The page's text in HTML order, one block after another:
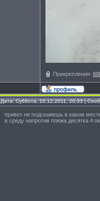
Прикрепления:
Дата: Суббота, 10.12.2011, 20:33 |
привет не подскажешь в каком
в среду напротив пляжа десятка 4